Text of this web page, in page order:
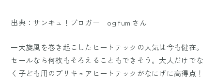
出典：サンキュ！ブロガー ogifumiさん
一大旋風を巻き起こしたヒートテックの人気は今も健在。
セールなら何枚もそろえることもできそう。大人だけでな
く子ども用のプリキュアヒートテックがなにげに高得点！